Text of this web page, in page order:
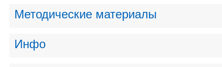
Методические материалы
Инфо